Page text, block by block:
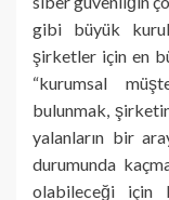
gibi büyük
şirketler için en
“kurumsal
bulunmak,
yalanların bir
durumunda
olabileceği için